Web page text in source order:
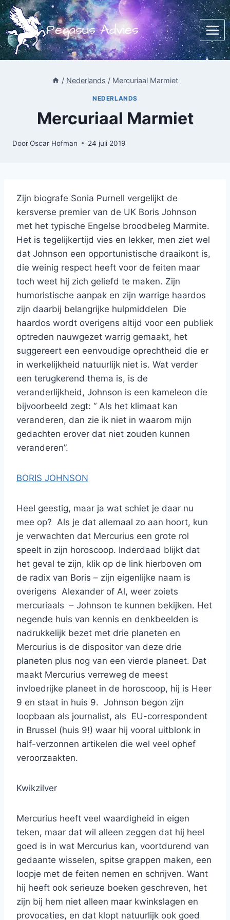
Doorgaan
naar
inhoud
Pegasus Advies
/ Nederlands / Mercuriaal Marmiet
NEDERLANDS
Mercuriaal Marmiet
DoorOscar Hofman 24 juli 2019
Zijn biografe Sonia Purnell vergelijkt de
kersverse premier van de UK Boris Johnson
met het typische Engelse broodbeleg Marmite.
Het is tegelijkertijd vies en lekker, men ziet wel
dat Johnson een opportunistische draaikont is,
die weinig respect heeft voor de feiten maar
toch weet hij zich geliefd te maken. Zijn
humoristische aanpak en zijn warrige haardos
zijn daarbij belangrijke hulpmiddelen Die
haardos wordt overigens altijd voor een publiek
optreden nauwgezet warrig gemaakt, het
suggereert een eenvoudige oprechtheid die er
in werkelijkheid natuurlijk niet is. Wat verder
een terugkerend thema is, is de
veranderlijkheid, Johnson is een kameleon die
bijvoorbeeld zegt: “ Als het klimaat kan
veranderen, dan zie ik niet in waarom mijn
gedachten erover dat niet zouden kunnen
veranderen”.
BORIS JOHNSON
Heel geestig, maar ja wat schiet je daar nu
mee op? Als je dat allemaal zo aan hoort, kun
je verwachten dat Mercurius een grote rol
speelt in zijn horoscoop. Inderdaad blijkt dat
het geval te zijn, klik op de link hierboven om
de radix van Boris – zijn eigenlijke naam is
overigens Alexander of Al, weer zoiets
mercuriaals – Johnson te kunnen bekijken. Het
negende huis van kennis en denkbeelden is
nadrukkelijk bezet met drie planeten en
Mercurius is de dispositor van deze drie
planeten plus nog van een vierde planeet. Dat
maakt Mercurius verreweg de meest
invloedrijke planeet in de horoscoop, hij is Heer
9 en staat in huis 9. Johnson begon zijn
loopbaan als journalist, als EU-correspondent
in Brussel (huis 9!) waar hij vooral uitblonk in
half-verzonnen artikelen die wel veel ophef
veroorzaakten.
Kwikzilver
Mercurius heeft veel waardigheid in eigen
teken, maar dat wil alleen zeggen dat hij heel
goed is in wat Mercurius kan, voortdurend van
gedaante wisselen, spitse grappen maken, een
loopje met de feiten nemen en schrijven. Want
hij heeft ook serieuze boeken geschreven, het
zijn bij hem niet alleen maar kwinkslagen en
provocaties, en dat klopt natuurlijk ook goed